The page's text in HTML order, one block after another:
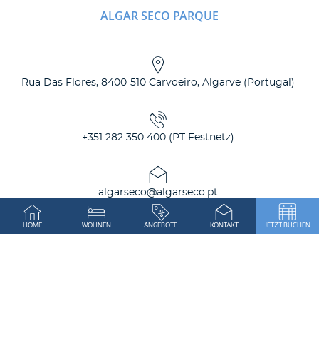
ALGAR SECO PARQUE
Rua Das Flores, 8400-510 Carvoeiro, Algarve( Portugal )
+351 282 350 400 (PT Festnetz)
algarseco@algarseco.pt
HOME WOHNEN ANGEBOTE KONTAKT JETZT BUCHEN